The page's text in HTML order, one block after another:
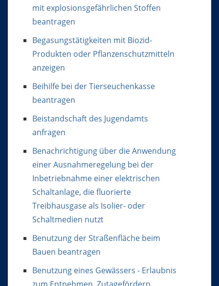
mit explosionsgefährlichen Stoffen
beantragen
Begasungstätigkeiten mit Biozid-
Produkten oder Pflanzenschutzmitteln
anzeigen
Beihilfe bei der Tierseuchenkasse
beantragen
Beistandschaft des Jugendamts
anfragen
Benachrichtigung über die Anwendung
einer Ausnahmeregelung bei der
Inbetriebnahme einer elektrischen
Schaltanlage, die fluorierte
Treibhausgase als Isolier- oder
Schaltmedien nutzt
Benutzung der Straßenfläche beim
Bauen beantragen
Benutzung eines Gewässers - Erlaubnis